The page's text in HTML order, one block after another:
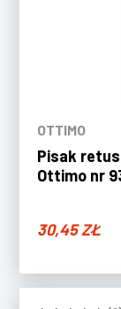
OTTIMO
Pisak
Ottimo nr
30,45ZŁ